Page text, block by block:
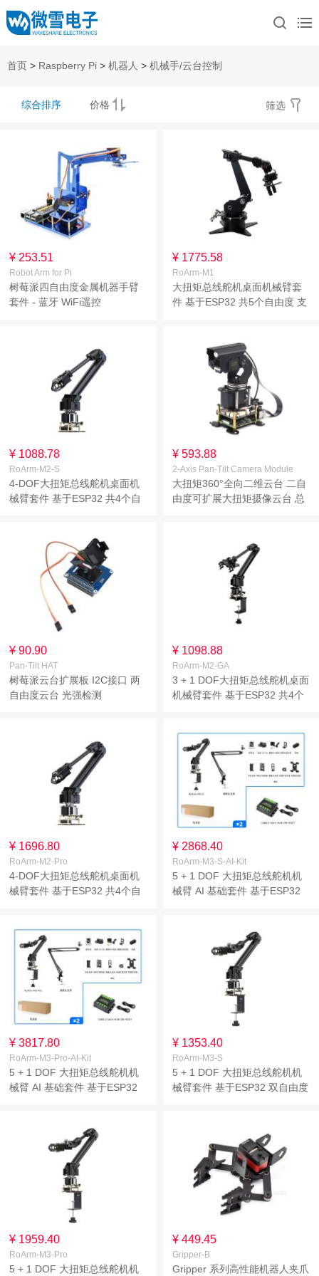
首页 > Raspberry Pi > 机器人 > 机械手/云台控制
综合排序 价格 筛选
¥ 253.51
Robot Arm for Pi
树莓派四自由度金属机器手臂
套件 - 蓝牙 WiFi遥控
¥ 1775.58
RoArm-M1
大扭矩总线舵机桌面机械臂套
件 基于ESP32 共5个自由度 支
¥ 1088.78
RoArm-M2-S
4-DOF大扭矩总线舵机桌面机
械臂套件 基于ESP32 共4个自
¥ 593.88
2-Axis Pan-Tilt Camera Module
大扭矩360°全向二维云台 二自
由度可扩展大扭矩摄像云台 总
¥ 90.90
Pan-Tilt HAT
树莓派云台扩展板 I2C接口 两
自由度云台 光强检测
¥ 1098.88
RoArm-M2-GA
3 + 1 DOF大扭矩总线舵机桌面
机械臂套件 基于ESP32 共4个
¥ 1696.80
RoArm-M2-Pro
4-DOF大扭矩总线舵机桌面机
械臂套件 基于ESP32 共4个自
¥ 2868.40
RoArm-M3-S-AI-Kit
5 + 1 DOF 大扭矩总线舵机机
械臂 AI 基础套件 基于ESP32
¥ 3817.80
RoArm-M3-Pro-AI-Kit
5 + 1 DOF 大扭矩总线舵机机
械臂 AI 基础套件 基于ESP32
¥ 1353.40
RoArm-M3-S
5 + 1 DOF 大扭矩总线舵机机
械臂套件 基于ESP32 双自由度
¥ 1959.40
RoArm-M3-Pro
5 + 1 DOF 大扭矩总线舵机机
¥ 449.45
Gripper-B
Gripper 系列高性能机器人夹爪